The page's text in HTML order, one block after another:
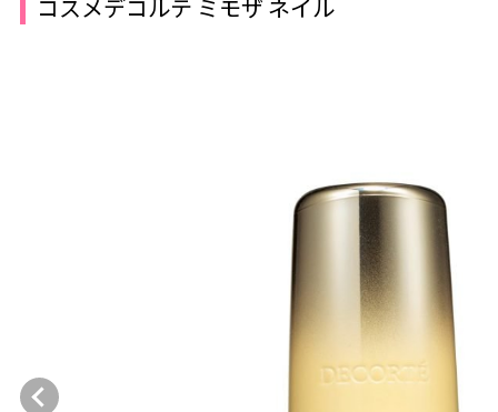
コスメデコルテ ミモザ ネイル